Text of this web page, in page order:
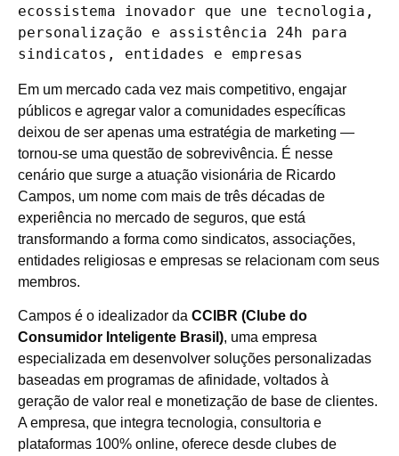
ecossistema inovador que une tecnologia,
personalização e assistência 24h para
sindicatos, entidades e empresas
Em um mercado cada vez mais competitivo, engajar
públicos e agregar valor a comunidades específicas
deixou de ser apenas uma estratégia de marketing —
tornou-se uma questão de sobrevivência. É nesse
cenário que surge a atuação visionária de Ricardo
Campos, um nome com mais de três décadas de
experiência no mercado de seguros, que está
transformando a forma como sindicatos, associações,
entidades religiosas e empresas se relacionam com seus
membros.
Campos é o idealizador da CCIBR (Clube do
Consumidor Inteligente Brasil), uma empresa
especializada em desenvolver soluções personalizadas
baseadas em programas de afinidade, voltados à
geração de valor real e monetização de base de clientes.
A empresa, que integra tecnologia, consultoria e
plataformas 100% online, oferece desde clubes de